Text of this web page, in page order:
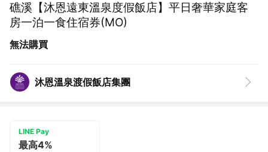
礁溪【沐恩遠東溫泉度假飯店】平日奢華家庭客
房一泊一食住宿券(MO)
無法購買
沐恩溫泉渡假飯店集團
LINE Pay
最高4%